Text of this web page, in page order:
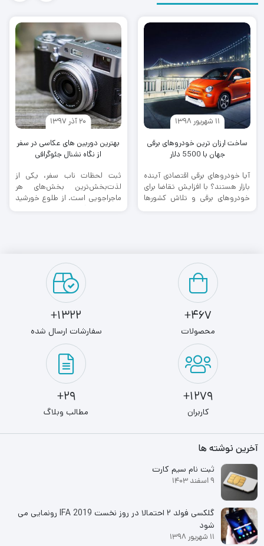
11 شهریور 1398
ساخت ارزان ترین خودروهای برقی
جهان با 5500 دلار
آیا خودروهای برقی اقتصادی آینده
بازار هستند؟ با افزایش تقاضا برای
خودروهای برقی و تلاش کشورها
20 آذر 1397
بهترین دوربین های عکاسی در سفر
از نگاه نشنال جئوگرافی
ثبت لحظات ناب سفر، یکی از
لذت‌بخش‌ترین بخش‌های هر
ماجراجویی است. از طلوع خورشید
467+
محصولات
1322+
سفارشات ارسال شده
1279+
کاربران
29+
مطالب وبلاگ
آخرین نوشته ها
ثبت نام سیم کارت
9 اسفند 1403
گلکسی فولد ۲ احتمالا در روز نخست IFA 2019 رونمایی می
شود
11 شهریور 1398